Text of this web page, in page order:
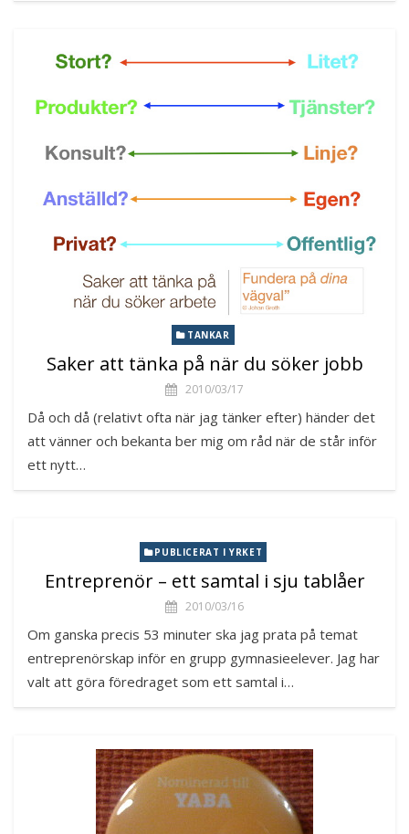
TANKAR
Saker att tänka på när du söker jobb
2010/03/17
Då och då (relativt ofta när jag tänker efter) händer det
att vänner och bekanta ber mig om råd när de står inför
ett nytt…
PUBLICERAT I YRKET
Entreprenör – ett samtal i sju tablåer
2010/03/16
Om ganska precis 53 minuter ska jag prata på temat
entreprenörskap inför en grupp gymnasieelever. Jag har
valt att göra föredraget som ett samtal i…